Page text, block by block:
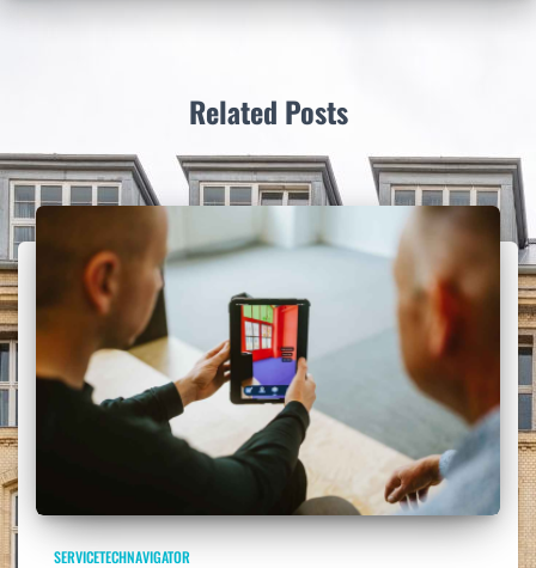
Related Posts
SERVICETECHNAVIGATOR